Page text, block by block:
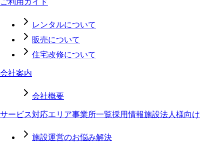
レンタルについて
販売について
住宅改修について
会社案内
会社概要
サービス対応エリア事業所一覧採用情報施設法人様向け
施設運営のお悩み解決